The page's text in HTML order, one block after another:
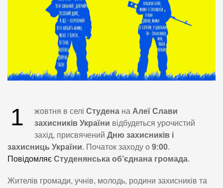
1 жовтня в селі Студена на Алеї Слави
захисників України відбудеться урочистий
захід, присвячений Дню захисників і
захисниць України. Початок заходу о 9:00.
Повідомляє Студенянська об’єднана громада.
Жителів громади, учнів, молодь, родини захисників та